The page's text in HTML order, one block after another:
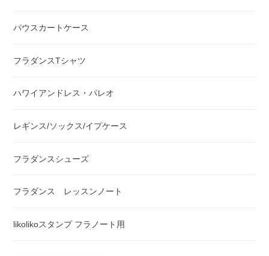
パウスカートケース
フラダンスTシャツ
ハワイアンドレス・パレオ
レギンス/ソックス/イプケース
フラダンスシューズ
フラダンス レッスンノート
likolikoスタンプ フラノート用